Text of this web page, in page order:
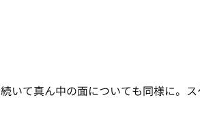
続いて真ん中の面についても同様に。